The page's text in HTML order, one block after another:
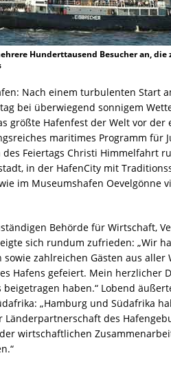
Hunderttausend Besucher an, die
Nach einem turbulenten Start
bei überwiegend sonnigem
größte Hafenfest der Welt vor der
maritimes Programm für
Feiertags Christi Himmelfahrt
in der HafenCity mit
im Museumshafen Oevelgönne
Behörde für Wirtschaft,
sich rundum zufrieden: „Wir
zahlreichen Gästen aus
Hafens gefeiert. Mein herzlicher
haben.“ Lobend
„Hamburg und Südafrika
des
wirtschaftlichen